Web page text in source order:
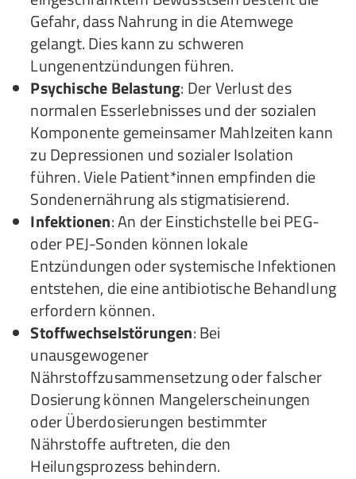
Gefahr, dass Nahrung in die Atemwege
gelangt. Dies kann zu schweren
Lungenentzündungen führen.
Psychische Belastung: Der Verlust des
normalen Esserlebnisses und der sozialen
Komponente gemeinsamer Mahlzeiten kann
zu Depressionen und sozialer Isolation
führen. Viele Patient*innen empfinden die
Sondenernährung als stigmatisierend.
Infektionen: An der Einstichstelle bei PEG-
oder PEJ-Sonden können lokale
Entzündungen oder systemische Infektionen
entstehen, die eine antibiotische Behandlung
erfordern können.
Stoffwechselstörungen: Bei
unausgewogener
Nährstoffzusammensetzung oder falscher
Dosierung können Mangelerscheinungen
oder Überdosierungen bestimmter
Nährstoffe auftreten, die den
Heilungsprozess behindern.